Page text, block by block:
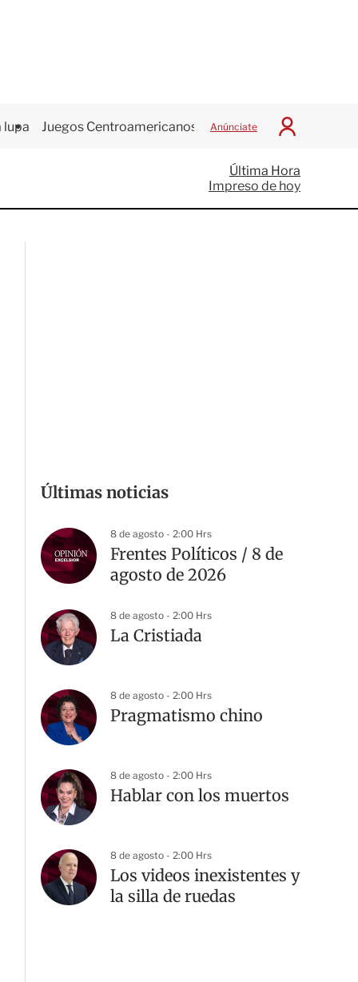
lupa Juegos Centroamericanos Anúnciate
I
c
i
a
Última Hora
Impreso de hoy
Últimas noticias
8 de agosto - 2:00 Hrs
Frentes Políticos / 8 de
agosto de 2026
8 de agosto - 2:00 Hrs
La Cristiada
8 de agosto - 2:00 Hrs
Pragmatismo chino
8 de agosto - 2:00 Hrs
Hablar con los muertos
8 de agosto - 2:00 Hrs
Los videos inexistentes y
la silla de ruedas